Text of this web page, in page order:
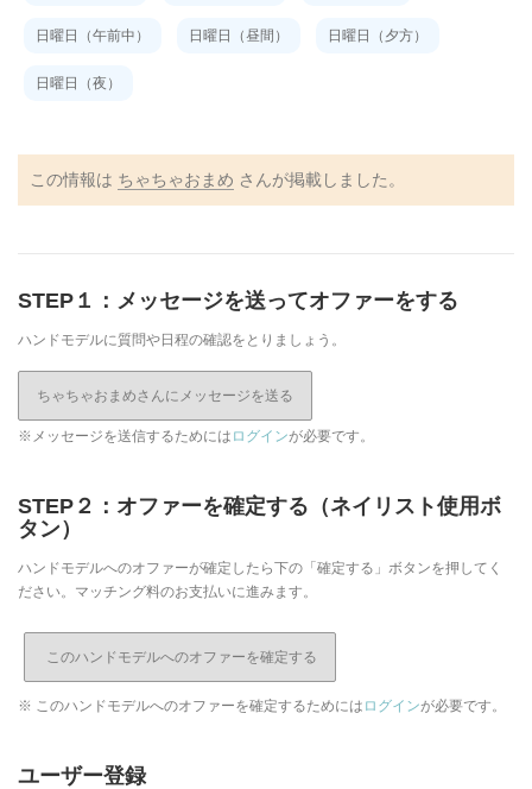
日曜日（午前中） 日曜日（昼間） 日曜日（夕方）
日曜日（夜）
この情報は ちゃちゃおまめ さんが掲載しました。
STEP１：メッセージを送ってオファーをする
ハンドモデルに質問や日程の確認をとりましょう。
ちゃちゃおまめさんにメッセージを送る
※メッセージを送信するためには ログインが必要です。
STEP２：オファーを確定する（ネイリスト使用ボ
タン）
ハンドモデルへのオファーが確定したら下の「確定する」ボタンを押してく
ださい。マッチング料のお支払いに進みます。
※ このハンドモデルへのオファーを確定するためには ログインが必要です。
ユーザー登録